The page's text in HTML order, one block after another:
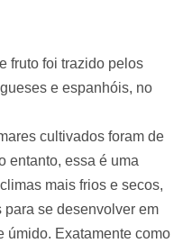
fruto foi trazido pelos
e espanhóis, no
cultivados foram de
entanto, essa é uma
mais frios e secos,
se desenvolver em
úmido. Exatamente como